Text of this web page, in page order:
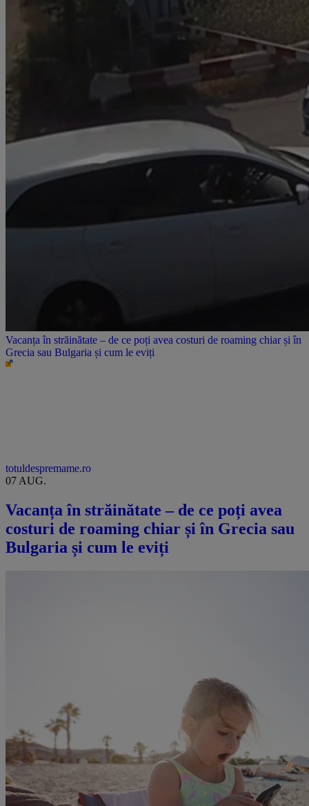
Vacanța în străinătate – de ce poți avea costuri de roaming chiar și în
Grecia sau Bulgaria și cum le eviți
totuldespremame.ro
07 AUG.
Vacanța în străinătate – de ce poți avea
costuri de roaming chiar și în Grecia sau
Bulgaria și cum le eviți